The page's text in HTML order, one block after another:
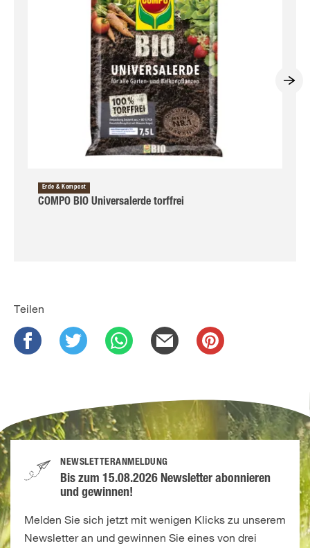
Erde & Kompost
COMPO BIO Universalerde torffrei
Teilen
NEWSLETTERANMELDUNG
Bis zum 15.08.2026 Newsletter abonnieren
und gewinnen!
Melden Sie sich jetzt mit wenigen Klicks zu unserem
Newsletter an und gewinnen Sie eines von drei